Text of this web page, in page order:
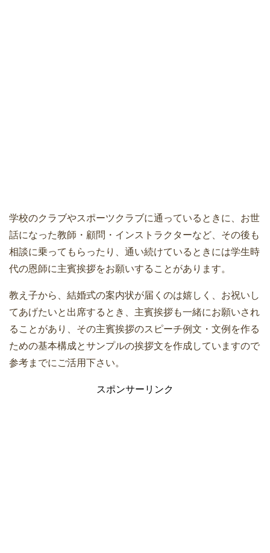
学校のクラブやスポーツクラブに通っているときに、お世
話になった教師・顧問・インストラクターなど、その後も
相談に乗ってもらったり、通い続けているときには学生時
代の恩師に主賓挨拶をお願いすることがあります。
教え子から、結婚式の案内状が届くのは嬉しく、お祝いし
てあげたいと出席するとき、主賓挨拶も一緒にお願いされ
ることがあり、その主賓挨拶のスピーチ例文・文例を作る
ための基本構成とサンプルの挨拶文を作成していますので
参考までにご活用下さい。
スポンサーリンク